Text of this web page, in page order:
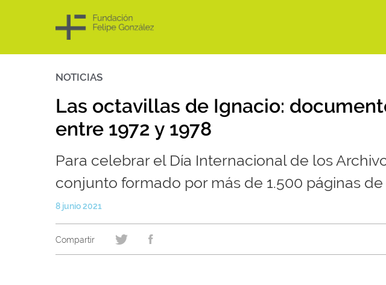
NOTICIAS
Las octavillas de Ignacio:
entre 1972 y 1978
Para celebrar el Día Internacional de los
conjunto formado por más de 1.500 páginas
8 junio 2021